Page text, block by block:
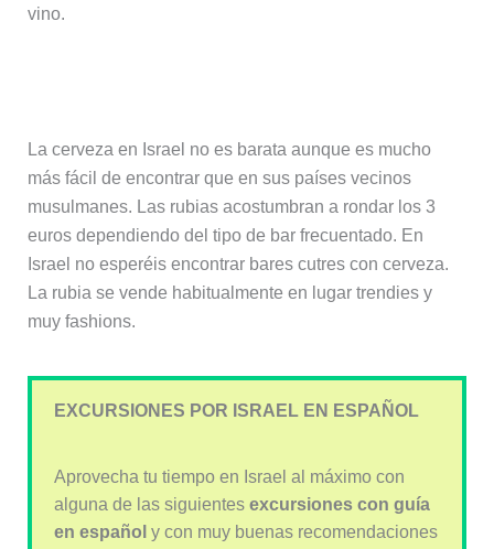
vino.
La cerveza en Israel no es barata aunque es mucho
más fácil de encontrar que en sus países vecinos
musulmanes. Las rubias acostumbran a rondar los 3
euros dependiendo del tipo de bar frecuentado. En
Israel no esperéis encontrar bares cutres con cerveza.
La rubia se vende habitualmente en lugar trendies y
muy fashions.
EXCURSIONES POR ISRAEL EN ESPAÑOL
Aprovecha tu tiempo en Israel al máximo con
alguna de las siguientes excursiones con guía
en español y con muy buenas recomendaciones